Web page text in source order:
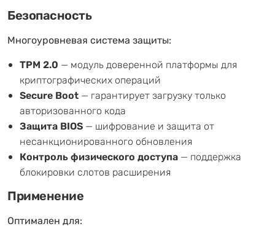
Безопасность
Многоуровневая система защиты:
TPM 2.0 — модуль доверенной платформы для
криптографических операций
Secure Boot — гарантирует загрузку только
авторизованного кода
Защита BIOS — шифрование и защита от
несанкционированного обновления
Контроль физического доступа — поддержка
блокировки слотов расширения
Применение
Оптимален для: